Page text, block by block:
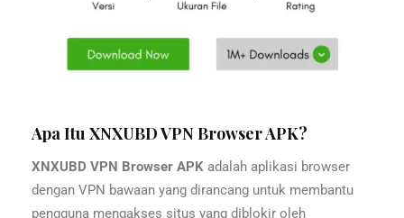
Apa Itu XNXUBD VPN Browser APK?
XNXUBD VPN Browser APK adalah aplikasi browser
dengan VPN bawaan yang dirancang untuk membantu
pengguna mengakses situs yang diblokir oleh